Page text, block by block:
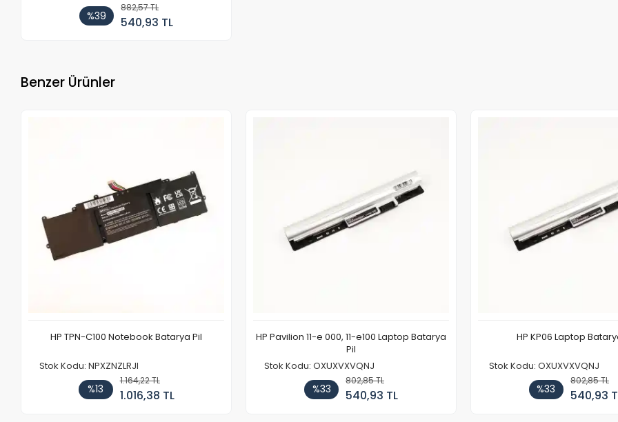
%39
882,57 TL
540,93 TL
Benzer Ürünler
HP TPN-C100 Notebook Batarya Pil
Stok Kodu: NPXZNZLRJI
%13
1.164,22 TL
1.016,38 TL
HP Pavilion 11-e 000, 11-e100 Laptop Batarya
Pil
Stok Kodu: OXUXVXVQNJ
%33
802,85 TL
540,93 TL
HP KP06 Laptop
Stok Kodu: OXUXVXVQNJ
%33
802,85 TL
540,93